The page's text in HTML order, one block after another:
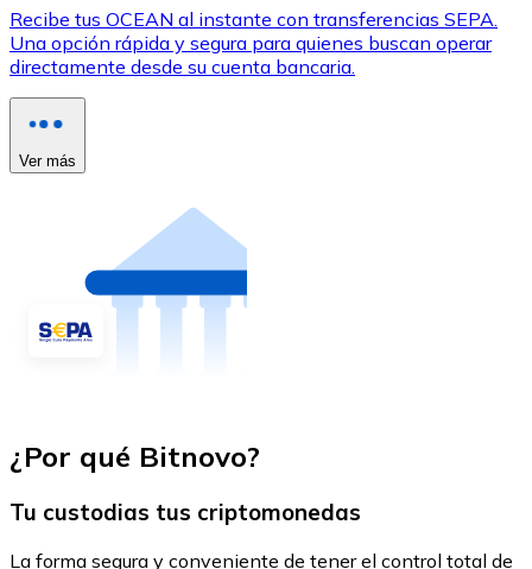
Recibe tus OCEAN al instante con transferencias SEPA.
Una opción rápida y segura para quienes buscan operar
directamente desde su cuenta bancaria.
Ver más
¿Por qué Bitnovo?
Tu custodias tus criptomonedas
La forma segura y conveniente de tener el control total de